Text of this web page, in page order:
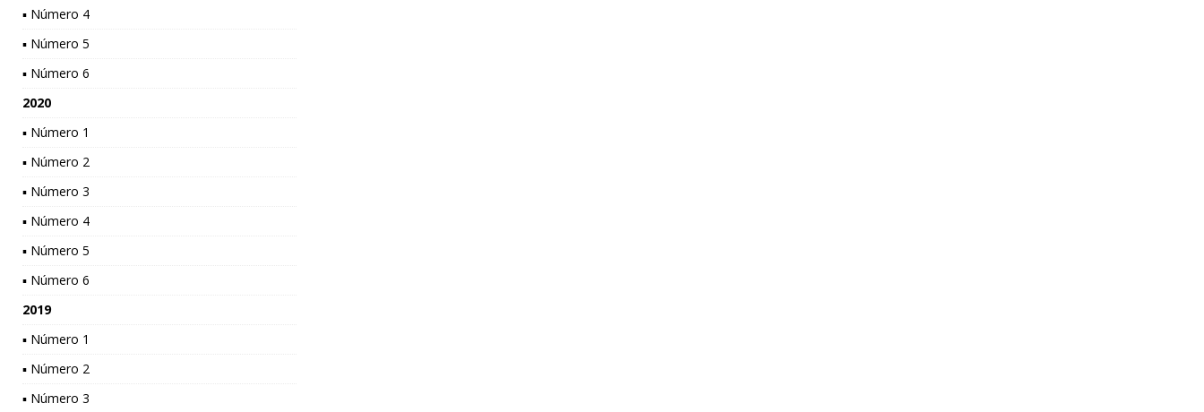
▪ Número 4
▪ Número 5
▪ Número 6
2020
▪ Número 1
▪ Número 2
▪ Número 3
▪ Número 4
▪ Número 5
▪ Número 6
2019
▪ Número 1
▪ Número 2
▪ Número 3